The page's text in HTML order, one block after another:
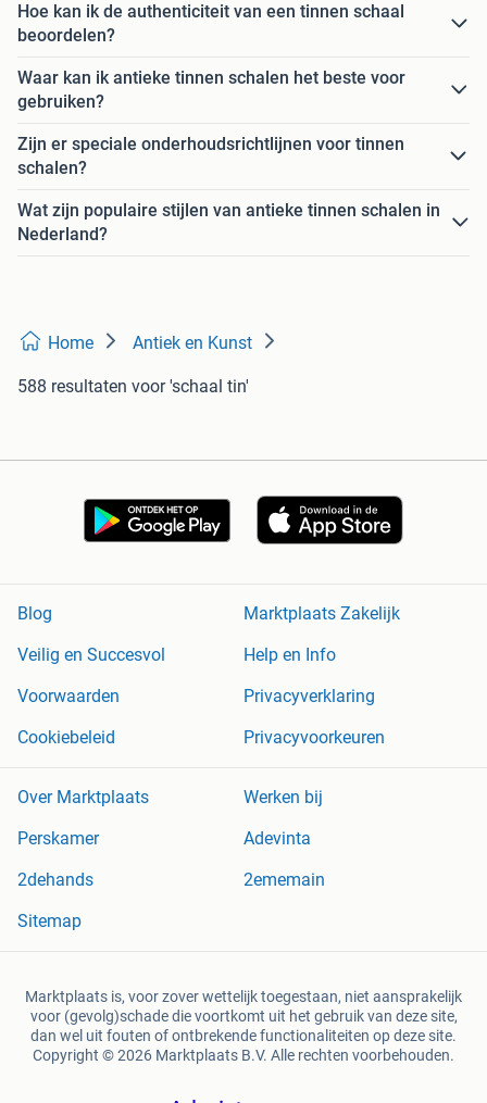
Hoe kan ik de authenticiteit van een tinnen schaal
beoordelen?
Waar kan ik antieke tinnen schalen het beste voor
gebruiken?
Zijn er speciale onderhoudsrichtlijnen voor tinnen
schalen?
Wat zijn populaire stijlen van antieke tinnen schalen in
Nederland?
Home Antiek en Kunst
588 resultaten voor 'schaal tin'
Blog
Marktplaats Zakelijk
Veilig en Succesvol
Help en Info
Voorwaarden
Privacyverklaring
Cookiebeleid
Privacyvoorkeuren
Over Marktplaats
Werken bij
Perskamer
Adevinta
2dehands
2ememain
Sitemap
Marktplaats is, voor zover wettelijk toegestaan, niet aansprakelijk
voor (gevolg)schade die voortkomt uit het gebruik van deze site,
dan wel uit fouten of ontbrekende functionaliteiten op deze site.
Copyright © 2026 Marktplaats B.V. Alle rechten voorbehouden.